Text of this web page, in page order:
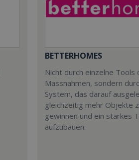
BETTERHOMES
Nicht durch einzelne Tools
Massnahmen, sondern
System, das darauf
gleichzeitig mehr Objekte
gewinnen und ein starkes
aufzubauen.